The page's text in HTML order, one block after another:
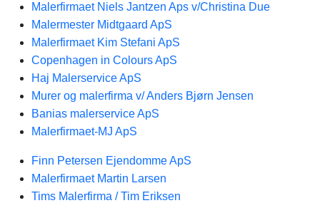
Malerfirmaet Niels Jantzen Aps v/Christina Due
Malermester Midtgaard ApS
Malerfirmaet Kim Stefani ApS
Copenhagen in Colours ApS
Haj Malerservice ApS
Murer og malerfirma v/ Anders Bjørn Jensen
Banias malerservice ApS
Malerfirmaet-MJ ApS
Finn Petersen Ejendomme ApS
Malerfirmaet Martin Larsen
Tims Malerfirma / Tim Eriksen